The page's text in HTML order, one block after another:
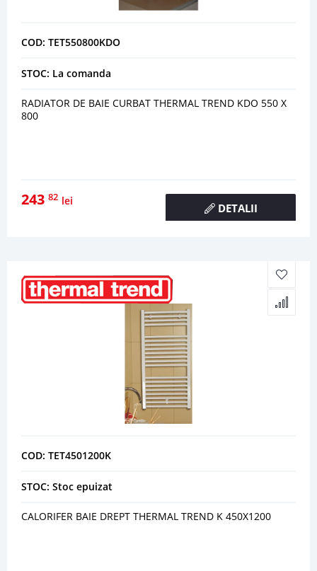
COD: TET550800KDO
STOC: La comanda
RADIATOR DE BAIE CURBAT THERMAL TREND KDO 550 X
800
243 82 lei
DETALII
COD: TET4501200K
STOC: Stoc epuizat
CALORIFER BAIE DREPT THERMAL TREND K 450X1200